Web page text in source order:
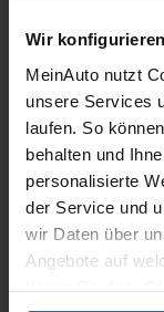
Wir
MeinAuto nutzt
unsere Services
laufen. So
behalten und
personalisierte
der Service und
wir Daten über
Angebote auf
Wenn Sie das
Citroen
der Diesel
Seit 2020 fährt
elektrisch. Wir
Diesel im Test.